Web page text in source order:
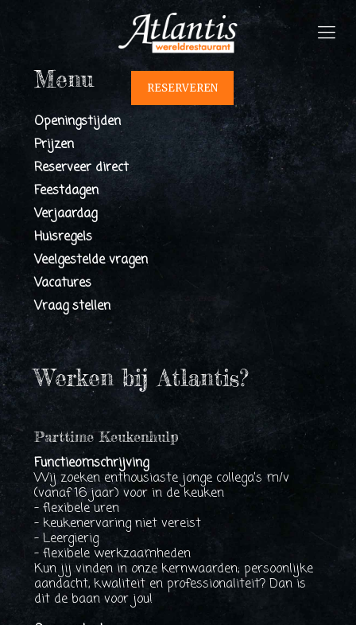
RESERVEREN
Menu
Openingstijden
Prijzen
Reserveer direct
Feestdagen
Verjaardag
Huisregels
Veelgestelde vragen
Vacatures
Vraag stellen
Werken bij Atlantis?
Parttime Keukenhulp
Functieomschrijving
Wij zoeken enthousiaste jonge collega’s m/v
(vanaf 16 jaar) voor in de keuken
- flexibele uren
- keukenervaring niet vereist
- Leergierig
- flexibele werkzaamheden
Kun jij vinden in onze kernwaarden; persoonlijke
aandacht, kwaliteit en professionaliteit? Dan is
dit de baan voor jou!